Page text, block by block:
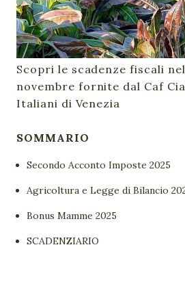
Scopri le scadenze fiscali
novembre fornite dal Caf
Italiani di Venezia
SOMMARIO
Secondo Acconto Imposte 2025
Agricoltura e Legge di Bilancio
Bonus Mamme 2025
SCADENZIARIO